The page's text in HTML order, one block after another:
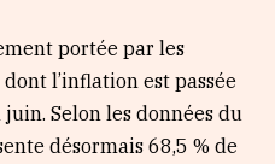
portée par les
l’inflation est passée
Selon les données du
désormais 68,5 % de